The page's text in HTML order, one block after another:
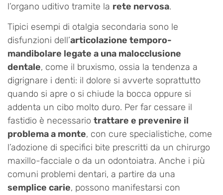
l’organo uditivo tramite la rete nervosa.
Tipici esempi di otalgia secondaria sono le
disfunzioni dell’articolazione temporo-
mandibolare legate a una malocclusione
dentale, come il bruxismo, ossia la tendenza a
digrignare i denti: il dolore si avverte soprattutto
quando si apre o si chiude la bocca oppure si
addenta un cibo molto duro. Per far cessare il
fastidio è necessario trattare e prevenire il
problema a monte, con cure specialistiche, come
l’adozione di specifici bite prescritti da un chirurgo
maxillo-facciale o da un odontoiatra. Anche i più
comuni problemi dentari, a partire da una
semplice carie, possono manifestarsi con